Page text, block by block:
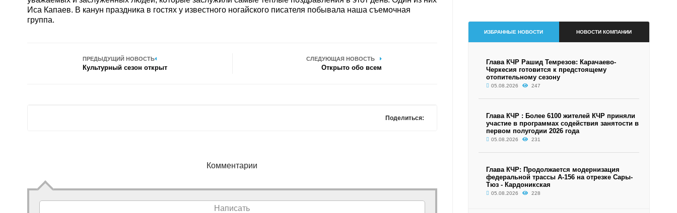
Иса Капаев. В канун праздника в гостях у известного ногайского писателя побывала наша съемочная
группа.
ПРЕДЫДУЩИЙ НОВОСТЬ
Культурный сезон открыт
СЛЕДУЮЩАЯ НОВОСТЬ
Открыто обо всем
Поделиться:
Комментарии
Написать
ИЗБРАННЫЕ НОВОСТИ НОВОСТИ КОМПАНИИ
Глава КЧР Рашид Темрезов: Карачаево-
Черкесия готовится к предстоящему
отопительному сезону
05.08.2026 247
Глава КЧР : Более 6100 жителей КЧР приняли
участие в программах содействия занятости в
первом полугодии 2026 года
05.08.2026 231
Глава КЧР: Продолжается модернизация
федеральной трассы А-156 на отрезке Сары-
Тюз - Кардоникская
05.08.2026 228